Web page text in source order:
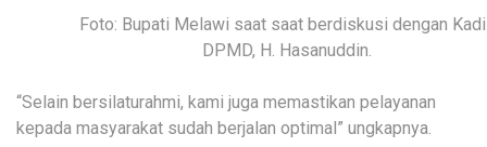
Foto: Bupati Melawi saat saat berdiskusi dengan
DPMD, H. Hasanuddin.
“Selain bersilaturahmi, kami juga memastikan pelayanan
kepada masyarakat sudah berjalan optimal” ungkapnya.